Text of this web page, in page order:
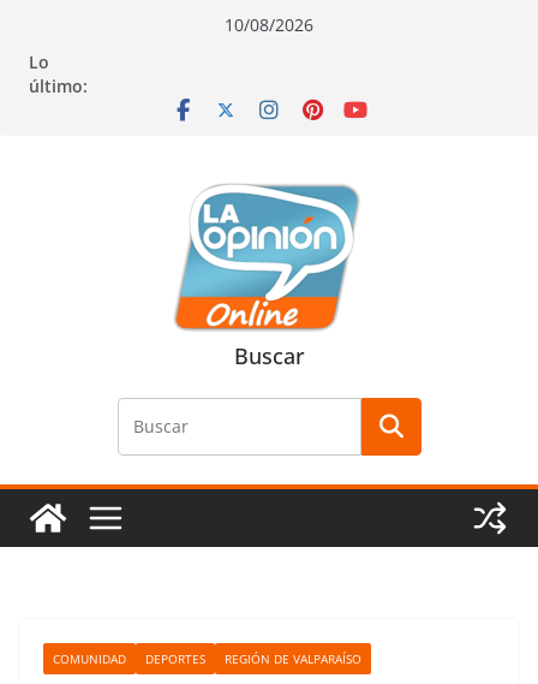
contenido
navegación
contenido
10/08/2026
Lo
último:
Buscar
COMUNIDAD DEPORTES REGIÓN DE VALPARAÍSO